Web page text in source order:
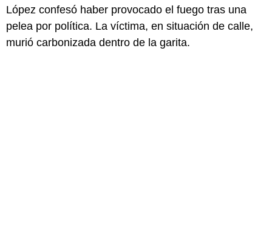
López confesó haber provocado el fuego tras una
pelea por política. La víctima, en situación de calle,
murió carbonizada dentro de la garita.